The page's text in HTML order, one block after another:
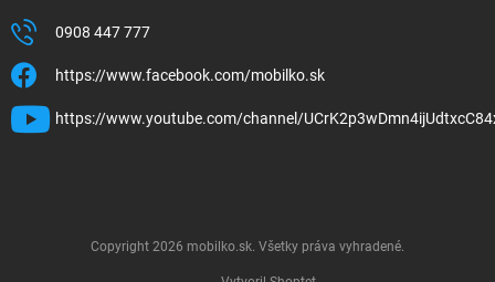
0908 447 777
https://www.facebook.com/mobilko.sk
https://www.youtube.com/channel/
Copyright 2026 mobilko.sk. Všetky práva vyhradené.